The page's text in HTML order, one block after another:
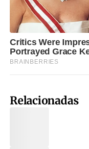
Relacionadas